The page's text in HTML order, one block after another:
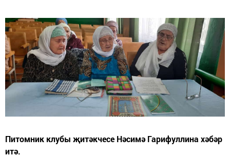
Питомник клубы җитәкчесе Нәсимә Гарифуллина хәбәр
итә.